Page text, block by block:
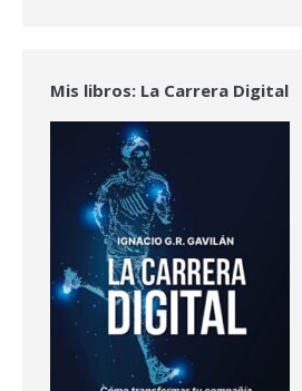
Mis libros: La Carrera Digital